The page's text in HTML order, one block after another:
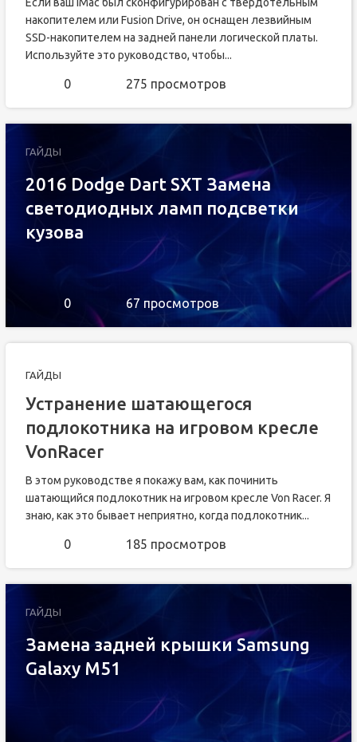
накопителем или Fusion Drive, он оснащен лезвийным
SSD-накопителем на задней панели логической платы.
Используйте это руководство, чтобы...
0 275 просмотров
ГАЙДЫ
2016 Dodge Dart SXT Замена
светодиодных ламп подсветки
кузова
0 67 просмотров
ГАЙДЫ
Устранение шатающегося
подлокотника на игровом кресле
VonRacer
В этом руководстве я покажу вам, как починить
шатающийся подлокотник на игровом кресле Von Racer. Я
знаю, как это бывает неприятно, когда подлокотник...
0 185 просмотров
ГАЙДЫ
Замена задней крышки Samsung
Galaxy M51